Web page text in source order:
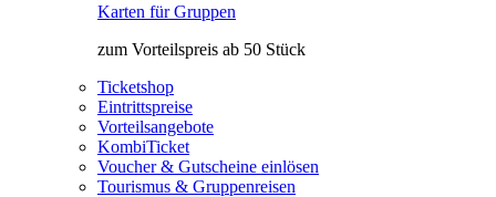
Karten für Gruppen
zum Vorteilspreis ab 50 Stück
Ticketshop
Eintrittspreise
Vorteilsangebote
KombiTicket
Voucher & Gutscheine einlösen
Tourismus & Gruppenreisen